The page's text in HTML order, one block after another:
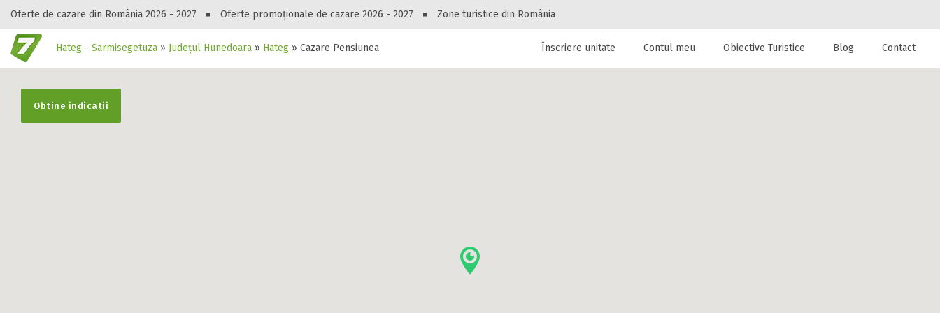
Oferte de cazare din România 2026 - 2027 Oferte promoționale de cazare 2026 - 2027 Zone turistice din România
Hateg - Sarmisegetuza » Județul Hunedoara » Hateg » Cazare Pensiunea La Alexucu
Peste 10549 oferte de cazare!
Gasești hoteluri, pensiuni, vile, apartamente sau alte unitați de cazare la
Înscriere unitate Contul meu Obiective Turistice Blog Contact
Obtine indicatii